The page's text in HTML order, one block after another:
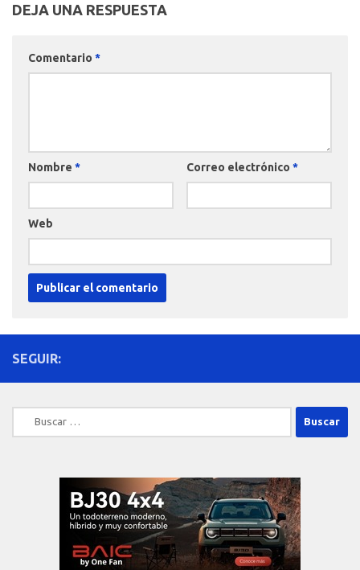
DEJA UNA RESPUESTA
Comentario *
Nombre * Correo electrónico *
Web
SEGUIR:
Buscar: